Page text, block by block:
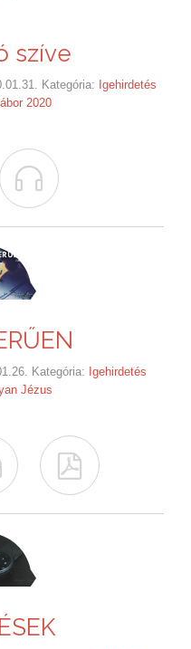
szíve
Kategória: Igehirdetés
2020

Kategória: Igehirdetés
Jézus
